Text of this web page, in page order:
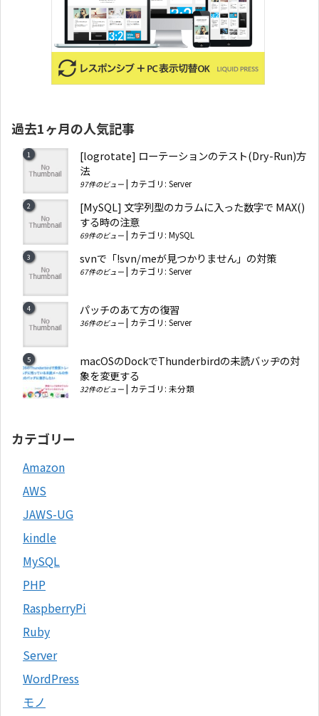
過去1ヶ月の人気記事
[logrotate] ローテーションのテスト(Dry-Run)方
法
97件のビュー カテゴリ: Server
[MySQL] 文字列型のカラムに入った数字で MAX()
する時の注意
69件のビュー カテゴリ: MySQL
svnで「!svn/meが見つかりません」の対策
67件のビュー カテゴリ: Server
パッチのあて方の復習
36件のビュー カテゴリ: Server
macOSのDockでThunderbirdの未読バッヂの対
象を変更する
32件のビュー カテゴリ: 未分類
カテゴリー
Amazon
AWS
JAWS-UG
kindle
MySQL
PHP
RaspberryPi
Ruby
Server
WordPress
モノ